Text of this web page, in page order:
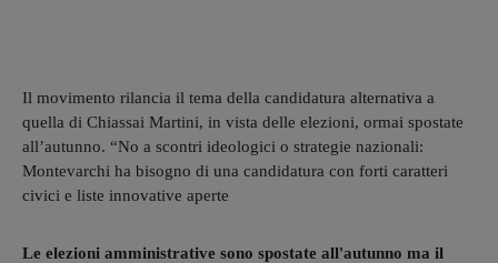
Il movimento rilancia il tema della candidatura alternativa a
quella di Chiassai Martini, in vista delle elezioni, ormai spostate
all’autunno. “No a scontri ideologici o strategie nazionali:
Montevarchi ha bisogno di una candidatura con forti caratteri
civici e liste innovative aperte
Le elezioni amministrative sono spostate all'autunno ma il